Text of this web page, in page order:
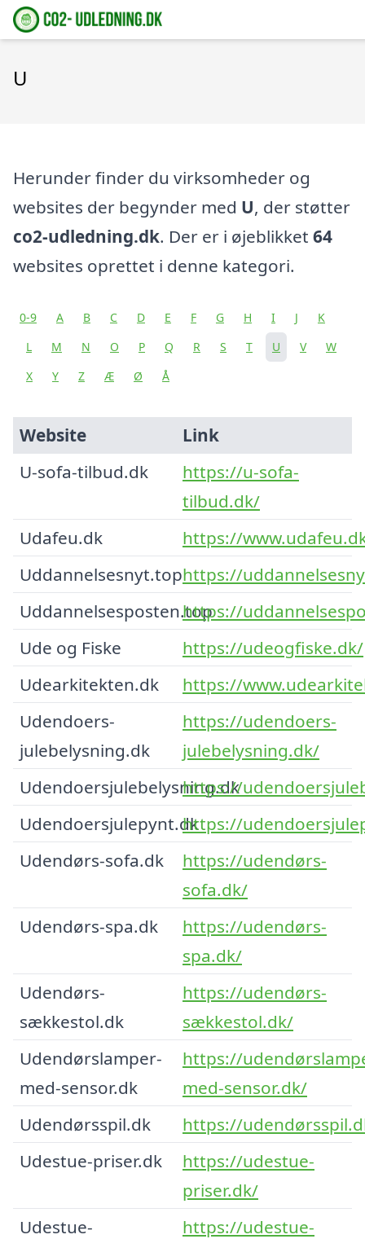
U
Herunder finder du virksomheder og
websites der begynder med U, der støtter
co2-udledning.dk. Der er i øjeblikket 64
websites oprettet i denne kategori.
0-9 A B C D E F G H I J
K
L
M N O P Q R S T U V
W
X
Y Z Æ Ø Å
Website
Link
U-sofa-tilbud.dk
https://u-sofa-
tilbud.dk/
Udafeu.dk
https://
Uddannelsesnyt.tophttps://
Uddannelsesposten.top
https://
Ude og Fiske
https://udeogfiske.dk/
Udearkitekten.dk
https://
Udendoers-
julebelysning.dk
https://udendoers-
julebelysning.dk/
Udendoersjulebelysning.dk
https://
Udendoersjulepynt.dkhttps://
Udendørs-sofa.dk
https://udendørs-
sofa.dk/
Udendørs-spa.dk
https://udendørs-
spa.dk/
Udendørs-
sækkestol.dk
https://udendørs-
sækkestol.dk/
Udendørslamper-
med-sensor.dk
https://
med-sensor.dk/
Udendørsspil.dk
https://
Udestue-priser.dk
https://udestue-
priser.dk/
Udestue-
https://udestue-